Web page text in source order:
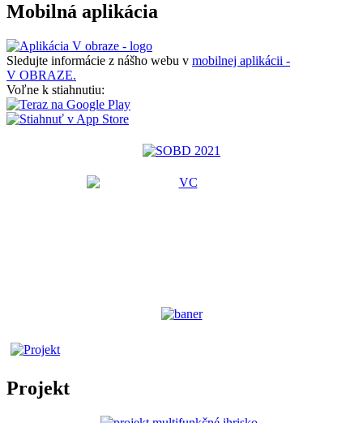
Mobilná aplikácia
Sledujte informácie z nášho webu v mobilnej aplikácii -
V OBRAZE.
Voľne k stiahnutiu:
Projekt